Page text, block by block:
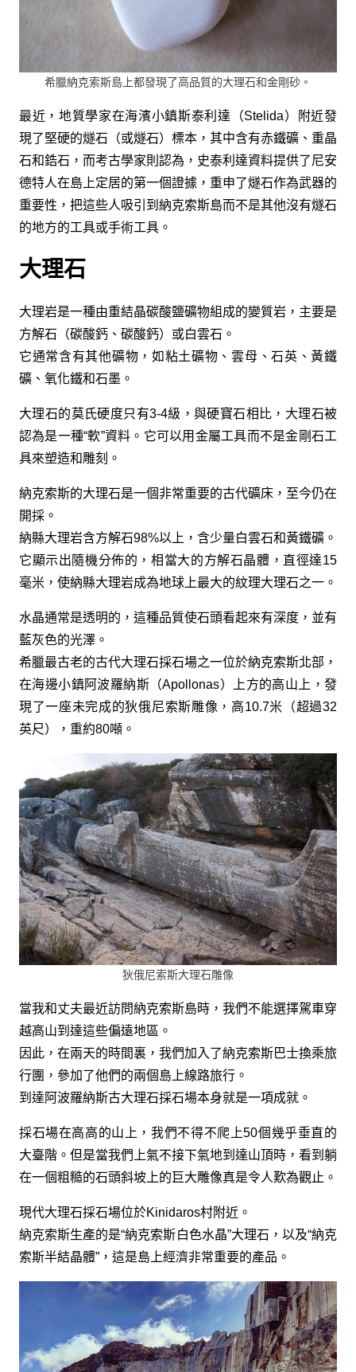
希臘納克索斯島上都發現了高品質的大理石和金剛砂。
最近，地質學家在海濱小鎮斯泰利達（Stelida）附近發
現了堅硬的燧石（或燧石）標本，其中含有赤鐵礦、重晶
石和鋯石，而考古學家則認為，史泰利達資料提供了尼安
德特人在島上定居的第一個證據，重申了燧石作為武器的
重要性，把這些人吸引到納克索斯島而不是其他沒有燧石
的地方的工具或手術工具。
大理石
大理岩是一種由重結晶碳酸鹽礦物組成的變質岩，主要是
方解石（碳酸鈣、碳酸鈣）或白雲石。
它通常含有其他礦物，如粘土礦物、雲母、石英、黃鐵
礦、氧化鐵和石墨。
大理石的莫氏硬度只有3-4級，與硬寶石相比，大理石被
認為是一種“軟”資料。它可以用金屬工具而不是金剛石工
具來塑造和雕刻。
納克索斯的大理石是一個非常重要的古代礦床，至今仍在
開採。
納縣大理岩含方解石98%以上，含少量白雲石和黃鐵礦。
它顯示出隨機分佈的，相當大的方解石晶體，直徑達15
毫米，使納縣大理岩成為地球上最大的紋理大理石之一。
水晶通常是透明的，這種品質使石頭看起來有深度，並有
藍灰色的光澤。
希臘最古老的古代大理石採石場之一位於納克索斯北部，
在海邊小鎮阿波羅納斯（Apollonas）上方的高山上，發
現了一座未完成的狄俄尼索斯雕像，高10.7米（超過32
英尺），重約80噸。
狄俄尼索斯大理石雕像
當我和丈夫最近訪問納克索斯島時，我們不能選擇駕車穿
越高山到達這些偏遠地區。
因此，在兩天的時間裏，我們加入了納克索斯巴士換乘旅
行團，參加了他們的兩個島上線路旅行。
到達阿波羅納斯古大理石採石場本身就是一項成就。
採石場在高高的山上，我們不得不爬上50個幾乎垂直的
大臺階。但是當我們上氣不接下氣地到達山頂時，看到躺
在一個粗糙的石頭斜坡上的巨大雕像真是令人歎為觀止。
現代大理石採石場位於Kinidaros村附近。
納克索斯生產的是“納克索斯白色水晶”大理石，以及“納克
索斯半結晶體”，這是島上經濟非常重要的產品。